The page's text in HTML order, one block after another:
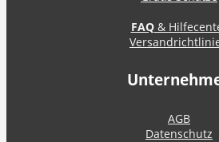
FAQ&
AGB
Datenschutz